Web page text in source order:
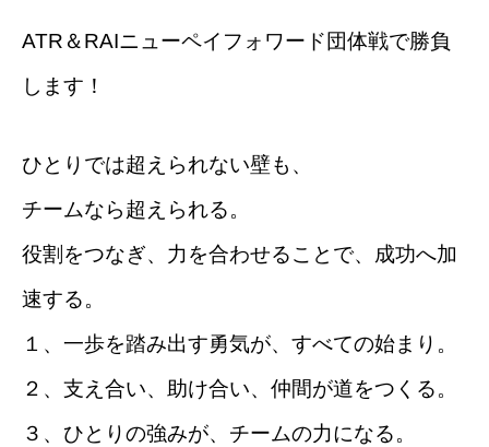
ATR＆RAIニューペイフォワード団体戦で勝負
します！
ひとりでは超えられない壁も、
チームなら超えられる。
役割をつなぎ、力を合わせることで、成功へ加
速する。
１、一歩を踏み出す勇気が、すべての始まり。
２、支え合い、助け合い、仲間が道をつくる。
３、ひとりの強みが、チームの力になる。